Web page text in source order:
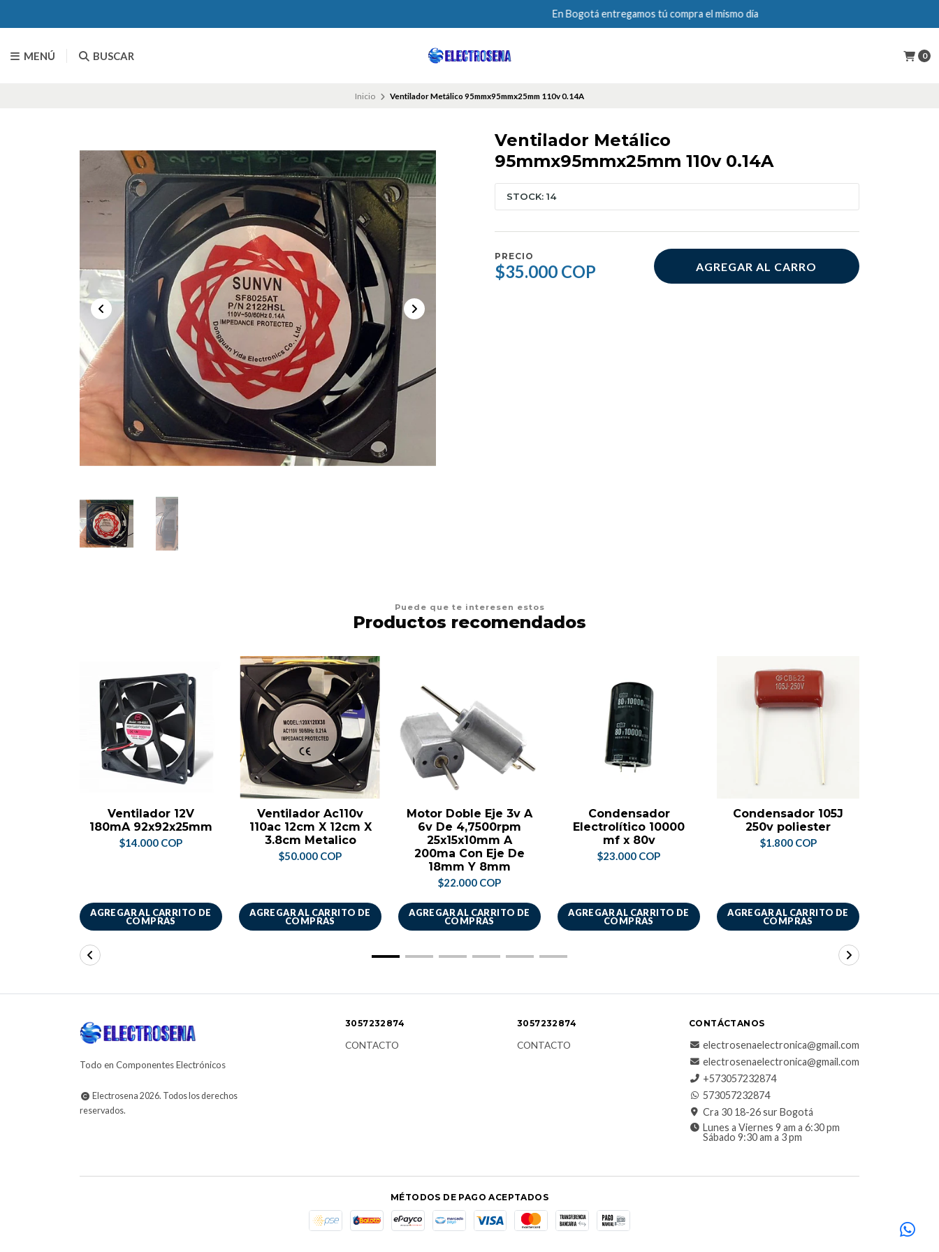
MENÚ BUSCAR 0
En Bogotá entregamos tú compra el mismo día
Inicio Ventilador Metálico 95mmx95mmx25mm 110v 0.14A
Ventilador Metálico
95mmx95mmx25mm 110v 0.14A
STOCK: 14
PRECIO
$35.000 COP AGREGAR AL CARRO
Puede que te interesen estos
Productos recomendados
Ventilador 12V
180mA 92x92x25mm
$14.000 COP
AGREGAR AL CARRITO DE
COMPRAS
Ventilador Ac110v
110ac 12cm X 12cm X
3.8cm Metalico
$50.000 COP
AGREGAR AL CARRITO DE
COMPRAS
Motor Doble Eje 3v A
6v De 4,7500rpm
25x15x10mm A
200ma Con Eje De
18mm Y 8mm
$22.000 COP
AGREGAR AL CARRITO DE
COMPRAS
Condensador
Electrolítico 10000
mf x 80v
$23.000 COP
AGREGAR AL CARRITO DE
COMPRAS
Condensador 105J
250v poliester
$1.800 COP
AGREGAR AL CARRITO DE
COMPRAS
Todo en Componentes Electrónicos
Electrosena 2026. Todos los derechos
reservados.
3057232874
CONTACTO
3057232874
CONTACTO
CONTÁCTANOS
electrosenaelectronica@gmail.com
electrosenaelectronica@gmail.com
+573057232874
573057232874
Cra 30 18-26 sur Bogotá
Lunes a Viernes 9 am a 6:30 pm
Sábado 9:30 am a 3 pm
MÉTODOS DE PAGO ACEPTADOS